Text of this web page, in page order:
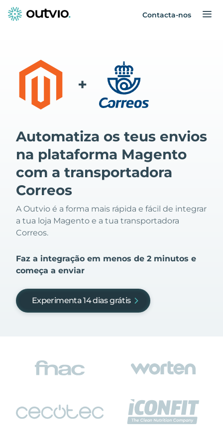
Contacta-nos
+
Automatiza os teus envios
na plataforma Magento
com a transportadora
Correos
A Outvio é a forma mais rápida e fácil de integrar
a tua loja Magento e a tua transportadora
Correos.
Faz a integração em menos de 2 minutos e
começa a enviar
Experimenta 14 dias grátis